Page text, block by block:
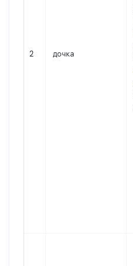
2 дочка